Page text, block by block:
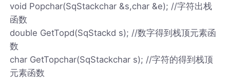
void Popchar(SqStackchar &s,char &e); //字符出栈
函数
double GetTopd(SqStackd s); //数字得到栈顶元素函
数
char GetTopchar(SqStackchar s); //字符的得到栈顶
元素函数